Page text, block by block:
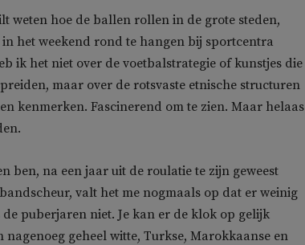
weten hoe de ballen rollen in de grote steden,
het weekend rond te hangen bij sportcentra
ik het niet over de voetbalstrategie of kunstjes die
maar over de rotsvaste etnische structuren
kenmerken. Fascinerend om te zien. Maar helaas
ben, na een jaar uit de roulatie te zijn geweest
valt het me nogmaals op dat er weinig
puberjaren niet. Je kan er de klok op gelijk
nagenoeg geheel witte, Turkse, Marokkaanse en